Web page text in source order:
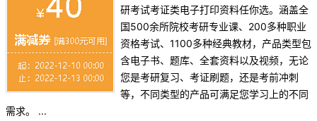
研考试考证类电子打印资料任你选。涵盖全
国500余所院校考研专业课、200多种职业
资格考试、1100多种经典教材，产品类型包
含电子书、题库、全套资料以及视频，无论
您是考研复习、考证刷题，还是考前冲刺
等，不同类型的产品可满足您学习上的不同
需求。 ...